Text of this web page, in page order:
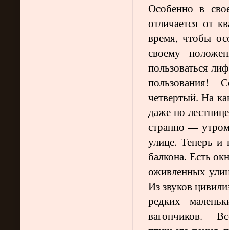
Особенно в
отличается от
время, чтобы
своему
пользоваться
пользования!
четвертый. На
даже по
странно — утром
улице. Теперь и
балкона. Есть
оживленных
Из звуков
редких
вагончиков.